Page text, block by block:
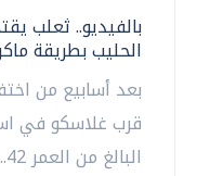
بالفيديو.. ثعلب
الحليب بطريقة
بعد أسابيع من
قرب غلاسكو في
البالغ من العمر 42...